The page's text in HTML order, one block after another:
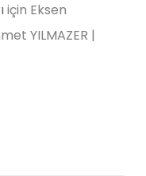
için Eksen
YILMAZER |